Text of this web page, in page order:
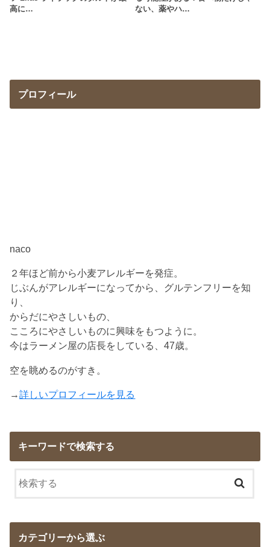
高に…
ない、薬やハ…
プロフィール
naco
２年ほど前から小麦アレルギーを発症。
じぶんがアレルギーになってから、グルテンフリーを知
り、
からだにやさしいもの、
こころにやさしいものに興味をもつように。
今はラーメン屋の店長をしている、47歳。
空を眺めるのがすき。
→詳しいプロフィールを見る
キーワードで検索する
カテゴリーから選ぶ